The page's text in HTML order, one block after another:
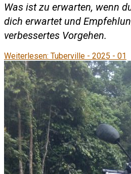
Was ist zu erwarten, wenn
dich erwartet und
verbessertes Vorgehen.
Weiterlesen: Tuberville - 2025 - 01